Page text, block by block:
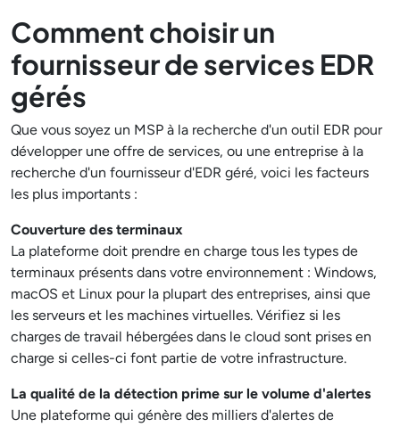
Comment choisir un
fournisseur de services EDR
gérés
Que vous soyez un MSP à la recherche d'un outil EDR pour
développer une offre de services, ou une entreprise à la
recherche d'un fournisseur d'EDR géré, voici les facteurs
les plus importants :
Couverture des terminaux
La plateforme doit prendre en charge tous les types de
terminaux présents dans votre environnement : Windows,
macOS et Linux pour la plupart des entreprises, ainsi que
les serveurs et les machines virtuelles. Vérifiez si les
charges de travail hébergées dans le cloud sont prises en
charge si celles-ci font partie de votre infrastructure.
La qualité de la détection prime sur le volume d'alertes
Une plateforme qui génère des milliers d'alertes de